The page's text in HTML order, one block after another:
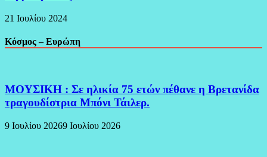
21 Ιουλίου 2024
Κόσμος – Ευρώπη
ΜΟΥΣΙΚΗ : Σε ηλικία 75 ετών πέθανε η Βρετανίδα
τραγουδίστρια Μπόνι Τάιλερ.
9 Ιουλίου 20269 Ιουλίου 2026